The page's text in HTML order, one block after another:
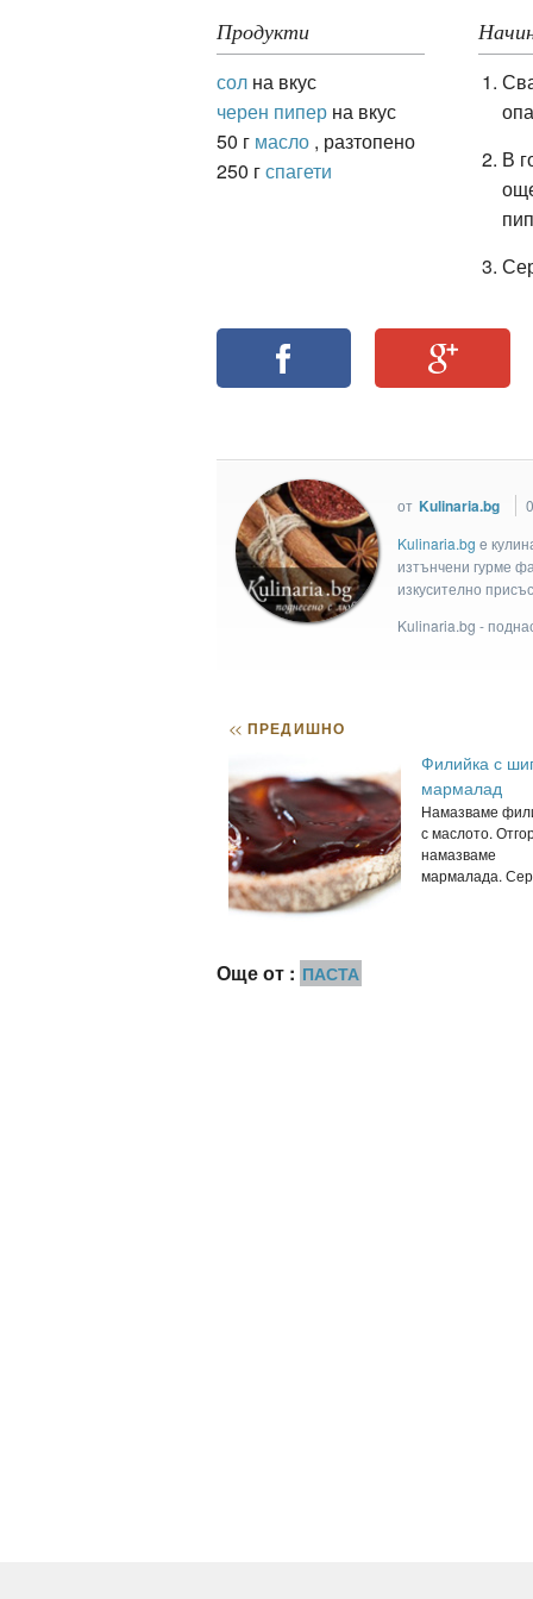
Продукти
сол на вкус
черен пипер на вкус
50 г масло , разтопено
250 гспагети
В
от Kulinaria.bg
Kulinaria.bg e
изтънчени гурме
изкусително
Kulinaria.bg -
<< ПРЕДИШНО
Филийка с
мармалад
Намазваме
с маслото.
намазваме
мармалада.
Още от : ПАСТА